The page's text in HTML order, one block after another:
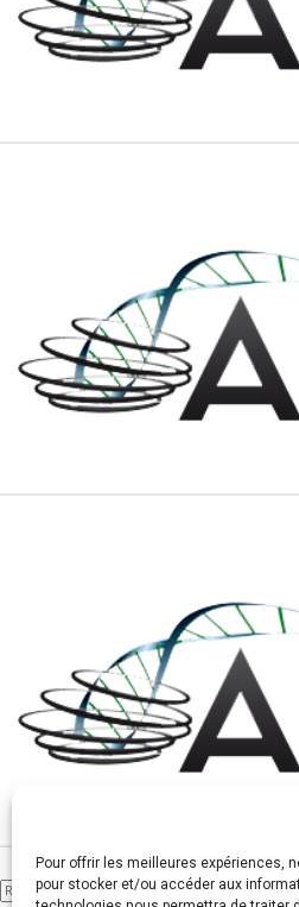
Pour offrir les meilleures expériences,
pour stocker et/ou accéder aux
Rechercher